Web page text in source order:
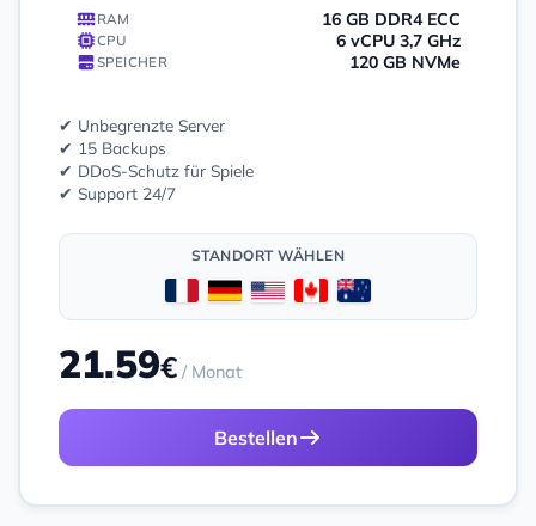
RAM 16 GB DDR4 ECC
CPU 6 vCPU 3,7 GHz
SPEICHER 120 GB NVMe
✔ Unbegrenzte Server
✔ 15 Backups
✔ DDoS-Schutz für Spiele
✔ Support 24/7
STANDORT WÄHLEN
21.59€ / Monat
Bestellen